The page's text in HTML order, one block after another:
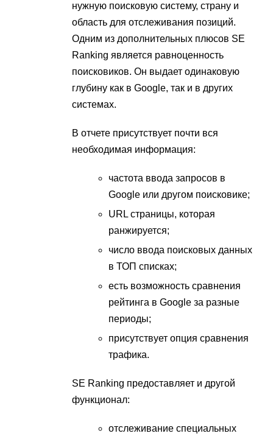
нужную поисковую систему, страну и
область для отслеживания позиций.
Одним из дополнительных плюсов SE
Ranking является равноценность
поисковиков. Он выдает одинаковую
глубину как в Google, так и в других
системах.
В отчете присутствует почти вся
необходимая информация:
частота ввода запросов в
Google или другом поисковике;
URL страницы, которая
ранжируется;
число ввода поисковых данных
в ТОП списках;
есть возможность сравнения
рейтинга в Google за разные
периоды;
присутствует опция сравнения
трафика.
SE Ranking предоставляет и другой
функционал:
отслеживание специальных